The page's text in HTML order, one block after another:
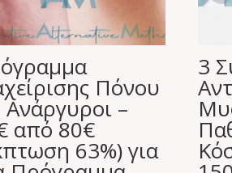
Πόνου
Ανάργυροι –
από 80€
63%) για
3